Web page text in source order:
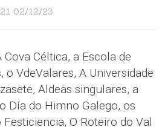
02/12/23
Céltica, a Escola de
o VdeValares, A Universidade
Aldeas singulares, a
Día do Himno Galego, os
O Roteiro do Val